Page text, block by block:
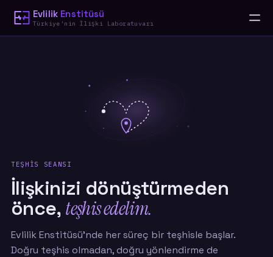
Evlilik Enstitüsü
Türkiye'nin İlişki Laboratuvarı
TEŞHİS SEANSI
İlişkinizi dönüştürmeden
önce, teşhis edelim.
Evlilik Enstitüsü'nde her süreç bir teşhisle başlar.
Doğru teşhis olmadan, doğru yönlendirme de